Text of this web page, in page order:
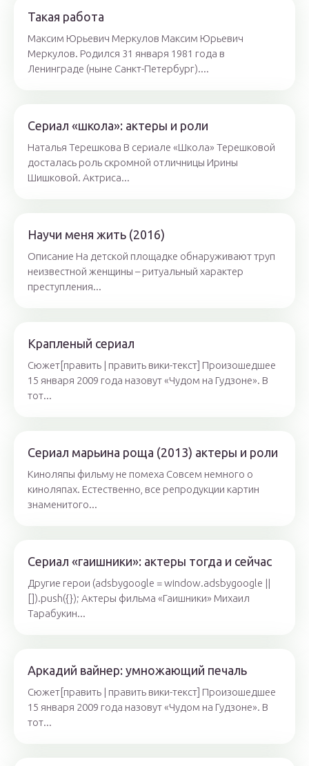
Такая работа
Максим Юрьевич Меркулов Максим Юрьевич
Меркулов. Родился 31 января 1981 года в
Ленинграде (ныне Санкт-Петербург)....
Сериал «школа»: актеры и роли
Наталья Терешкова В сериале «Школа» Терешковой
досталась роль скромной отличницы Ирины
Шишковой. Актриса...
Научи меня жить (2016)
Описание На детской площадке обнаруживают труп
неизвестной женщины – ритуальный характер
преступления...
Крапленый сериал
Сюжет[править | править вики-текст] Произошедшее
15 января 2009 года назовут «Чудом на Гудзоне». В
тот...
Сериал марьина роща (2013) актеры и роли
Киноляпы фильму не помеха Совсем немного о
киноляпах. Естественно, все репродукции картин
знаменитого...
Сериал «гаишники»: актеры тогда и сейчас
Другие герои (adsbygoogle = window.adsbygoogle ||
[]).push({}); Актеры фильма «Гаишники» Михаил
Тарабукин...
Аркадий вайнер: умножающий печаль
Сюжет[править | править вики-текст] Произошедшее
15 января 2009 года назовут «Чудом на Гудзоне». В
тот...